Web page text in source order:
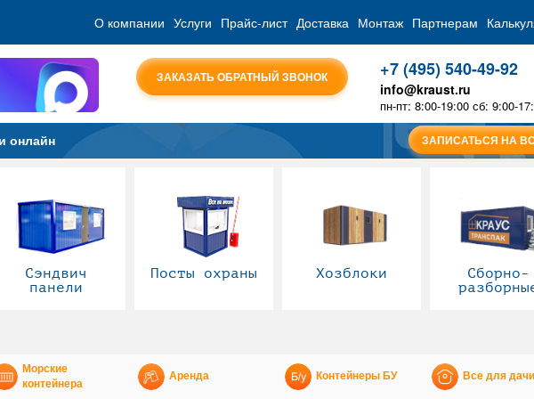
О компании Услуги Прайс-лист Доставка Монтаж Партнерам
ЗАКАЗАТЬ ОБРАТНЫЙ ЗВОНОК +7 (495) 540-49-92
info@kraust.ru
пн-пт: 8:00-19:00 сб: 9:00-
онлайн ЗАПИСАТЬСЯ НА
Сэндвич
панели
Посты охраны Хозблоки
Сборно-
Морские
контейнера
Аренда Контейнеры БУ Все для дачи